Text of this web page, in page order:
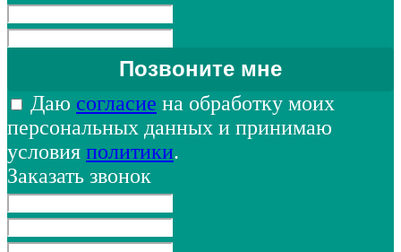
Даю согласие на обработку моих
персональных данных и принимаю
условия политики.
Заказать звонок